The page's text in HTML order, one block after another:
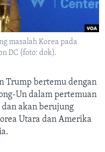
masalah Korea pada
DC (foto: dok).
Trump bertemu dengan
Un dalam pertemuan
dan akan berujung
Utara dan Amerika